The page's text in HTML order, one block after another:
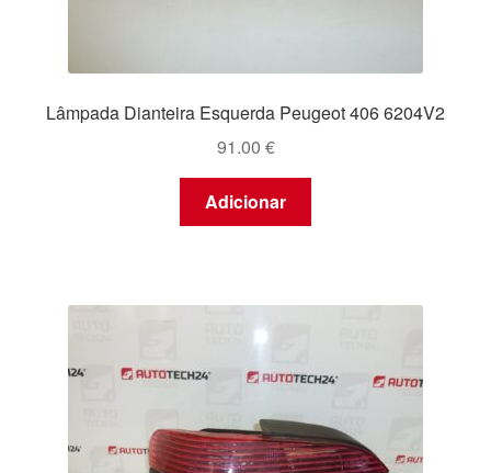
Lâmpada Dianteira Esquerda Peugeot 406 6204V2
91.00 €
Adicionar